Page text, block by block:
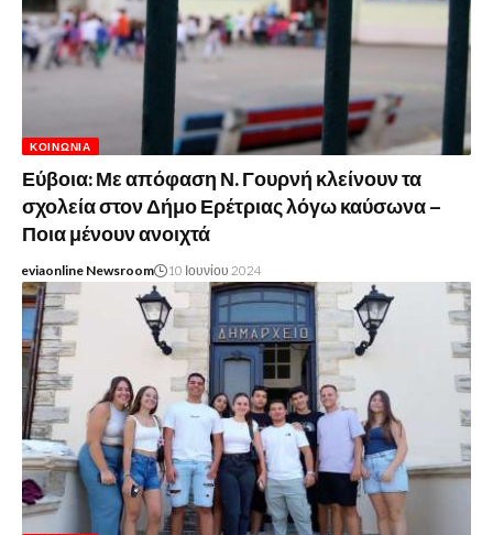
ΚΟΙΝΩΝΊΑ
Εύβοια: Με απόφαση Ν. Γουρνή κλείνουν τα
σχολεία στον Δήμο Ερέτριας λόγω καύσωνα –
Ποια μένουν ανοιχτά
eviaonline Newsroom 10 Ιουνίου 2024